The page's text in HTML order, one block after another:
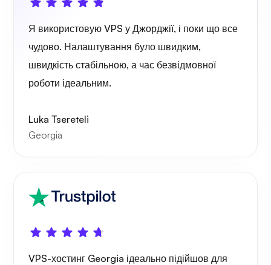
Дротозахисний пристрій
Диво
Я використовую VPS у Джорджії, і поки що все
чудово. Налаштування було швидким,
швидкість стабільною, а час безвідмовної
роботи ідеальним.
Luka Tsereteli
Georgia
VPS-хостинг Georgia ідеально підійшов для